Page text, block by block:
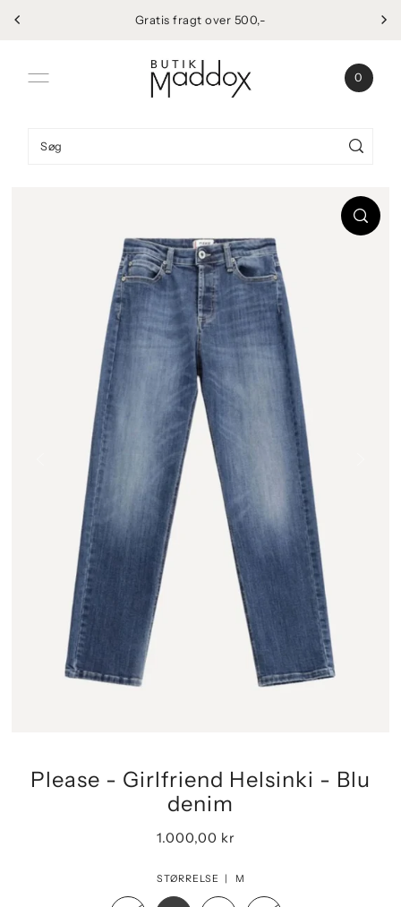
Spring til indholdGratis fragt over 500,-
0
Please - Girlfriend Helsinki - Blu
denim
1.000,00 kr
STØRRELSE | M